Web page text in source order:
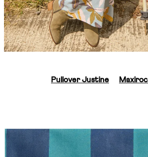
Pullover Justine